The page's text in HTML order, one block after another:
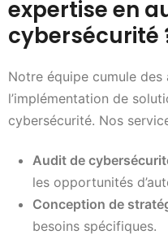
expertise en
cybersécurité
Notre équipe cumule des
l’implémentation de
cybersécurité. Nos
Audit de
les opportunités
Conception de
besoins spécifiques.